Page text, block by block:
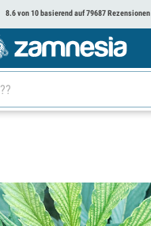
8.6 von 10 basierend auf 79687 Rezensionen